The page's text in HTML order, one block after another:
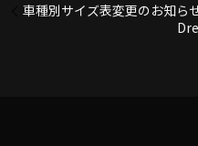
車種別サイズ表変更のお知ら